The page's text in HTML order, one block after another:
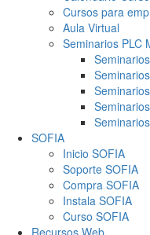
Cursos para
Aula Virtual
Seminarios PLC
SOFIA
Inicio SOFIA
Soporte SOFIA
Compra SOFIA
Instala SOFIA
Curso SOFIA
Recursos Web